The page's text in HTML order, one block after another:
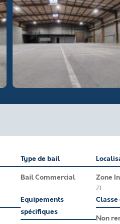
Type de bail
Bail Commercial
Zone
ZI
Equipements
spécifiques
Non